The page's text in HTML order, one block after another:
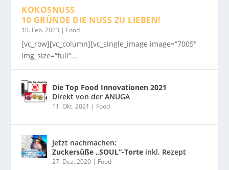
KOKOSNUSS
10 GRÜNDE DIE NUSS ZU LIEBEN!
10. Feb. 2023 | Food
[vc_row][vc_column][vc_single_image image=“7005″
img_size=“full“...
Die Top Food Innovationen 2021
Direkt von der ANUGA
11. Okt. 2021 | Food
Jetzt nachmachen:
Zuckersüße „SOUL“-Torte inkl. Rezept
27. Dez. 2020 | Food